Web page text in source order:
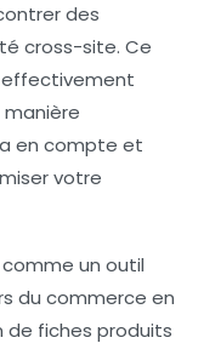
des
cross-site. Ce
manière
en compte et
votre
comme un outil
du commerce en
de fiches produits